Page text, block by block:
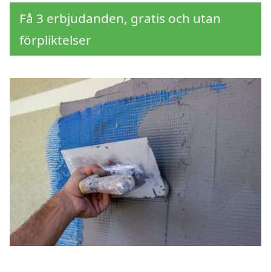
Få 3 erbjudanden, gratis och utan
förpliktelser